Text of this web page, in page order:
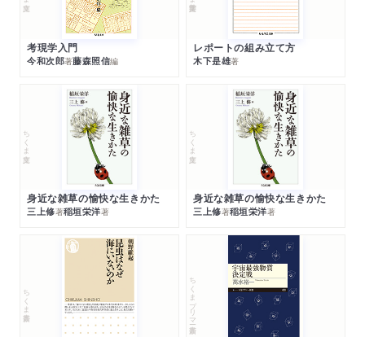
考現学入門
今和次郎著藤森照信編
レポートの組み立て方
木下是雄著
ちくま文庫
身近な雑草の愉快な生きかた
三上修著稲垣栄洋著
ちくま文庫
身近な雑草の愉快な生きかた
三上修著稲垣栄洋著
ちくま新書 ちくまプリマー新書